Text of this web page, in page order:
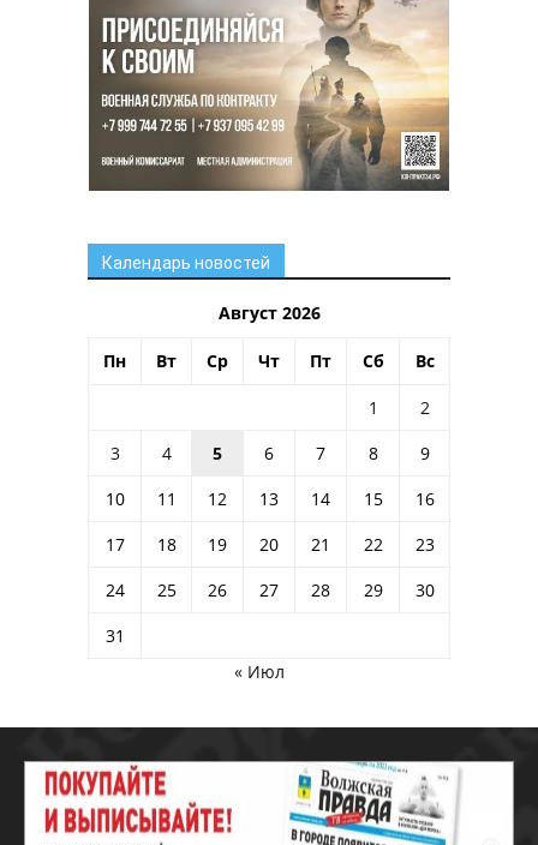
Календарь новостей
Август 2026
Пн Вт Ср Чт Пт Сб Вс
1
2
3
4 5 6 7 8
9
10
11 12 13 14 15
16
17
18 19 20 21 22
23
24
25 26 27 28 29
30
31
« Июл